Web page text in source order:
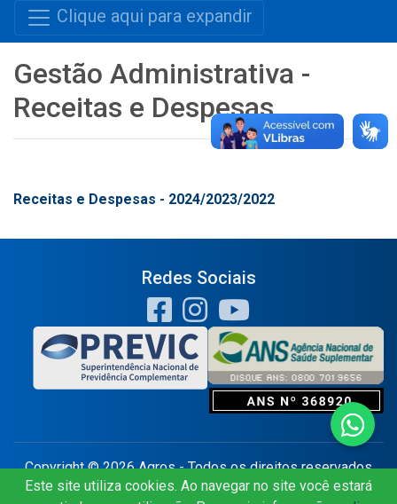
Clique aqui para expandir
Gestão Administrativa -
Receitas e Despesas
Receitas e Despesas - 2024/2023/2022
Redes Sociais
Copyright © 2026 Agros - Todos os direitos reservados
Este site utiliza cookies. Ao navegar no site você estará